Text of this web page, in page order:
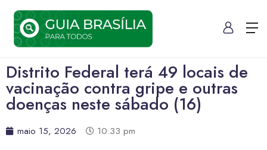
Distrito Federal terá 49 locais de
vacinação contra gripe e outras
doenças neste sábado (16)
maio 15, 2026
10:33 pm